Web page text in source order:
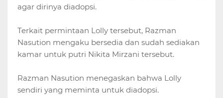
agar dirinya diadopsi.
Terkait permintaan Lolly tersebut, Razman
Nasution mengaku bersedia dan sudah sediakan
kamar untuk putri Nikita Mirzani tersebut.
Razman Nasution menegaskan bahwa Lolly
sendiri yang meminta untuk diadopsi.